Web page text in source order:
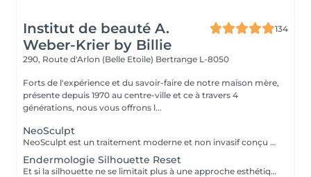
Institut de beauté A.
Weber-Krier by Billie
134
290, Route d'Arlon (Belle Etoile) Bertrange L-8050
Forts de l'expérience et du savoir-faire de notre maison mère,
présente depuis 1970 au centre-ville et ce à travers 4
générations, nous vous offrons l...
NeoSculpt
NeoSculpt est un traitement moderne et non invasif conçu pour remodeler la silhouette, renforcer les muscles et réduire les graisses localisées. Grâce à des impulsions électromagnétiques de haute intensité, il provoque des contractions musculaires profondes impossibles à obtenir avec un entraînement classique. Une séance équivaut à plusieurs milliers de contractions musculaires efficaces et permet : de tonifier et développer la masse musculaire de diminuer la masse graisseuse d'améliorer les contours du corps Le traitement est indolore, sûr et ne nécessite aucun temps de récupération. NeoSculpt est idéal pour l'abdomen, les fessiers, les jambes et les bras, pour les femmes comme pour les hommes.
Endermologie Silhouette Reset
Et si la silhouette ne se limitait plus à une approche esthétique, mais s'envisageait à travers le prisme du bien-être global ? Avec Silhouette Reset, LPG® dévoile un nouveau soin signature endermologie® qui réinvente les codes de la minceur en intégrant pleinement les interactions corps-esprit. Conçu comme un véritable reset corporel, ce protocole de 55 minutes agit sur les tensions nerveuses, stimule les circulations et accompagne la libération des déséquilibres liés au stress, au sommeil et à la digestion. Dans un contexte où ces facteurs influencent directement l'harmonie corporelle, le soin vise à restaurer un fonctionnement physiologique plus fluide et équilibré. Au cur du protocole, la technologie CELLU M6 INFINITY® s'associe à un modelage manuel expert, créant une synergie entre stimulation mécanique de précision et approche sensorielle. Cette double action permet une prise en charge à la fois ciblée et globale des tissus et des volumes. Fruit de plus de 40 ans d'expertise, Silhouette Reset illustre l'émergence d'une nouvelle esthétique thérapeutique : une minceur qui n'est plus une finalité isolée, mais la conséquence visible d'un mieux-être profond et durable. Disponible exclusivement dans les centres équipés CELLU M6 INFINITY®, le nouveau soin Silhouette Reset est à découvrir dès maintenant.